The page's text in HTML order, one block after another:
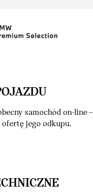
samochód on-line
jego odkupu.